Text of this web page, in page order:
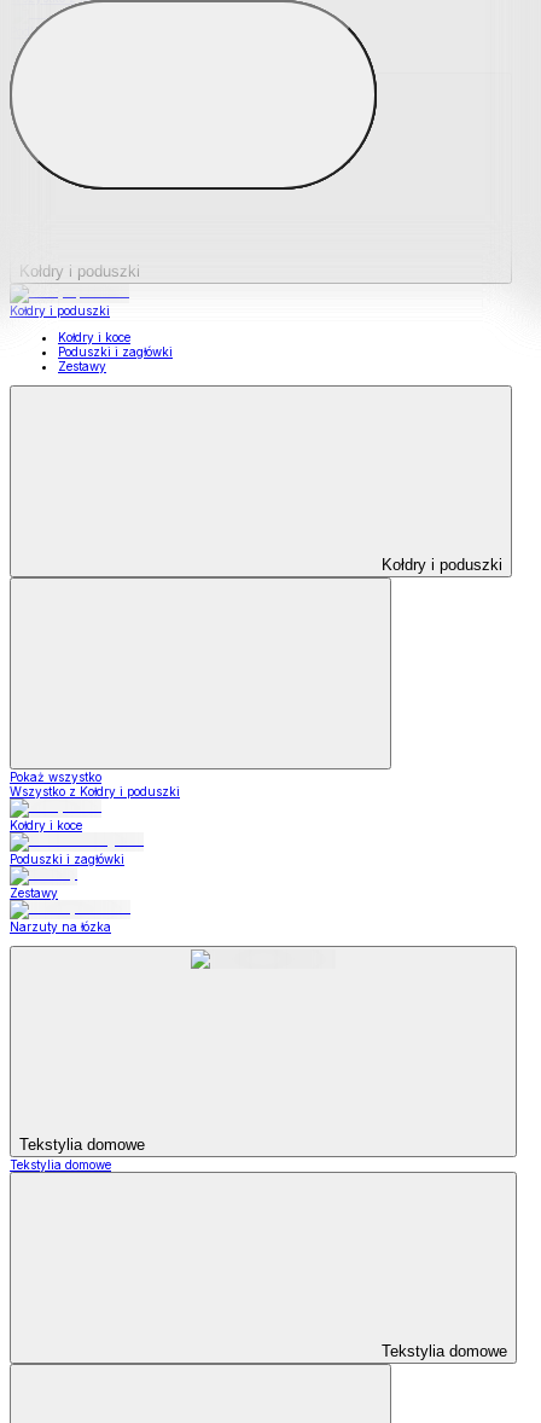
Podkładki na materace
Materace nawierzchniowe
Kołdry i poduszki
Kołdry i poduszki
Kołdry i koce
Poduszki i zagłówki
Zestawy
Kołdry i poduszki
Pokaż wszystko
Wszystko z Kołdry i poduszki
Kołdry i koce
Poduszki i zagłówki
Zestawy
Narzuty na łózka
Tekstylia domowe
Tekstylia domowe
Tekstylia domowe